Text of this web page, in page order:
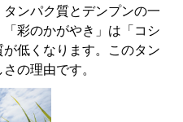
ンパク質とデンプンの一
彩のかがやき」は「コシ
低くなります。このタン
の理由です。